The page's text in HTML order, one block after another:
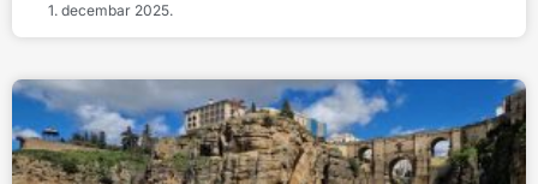
1. decembar 2025.